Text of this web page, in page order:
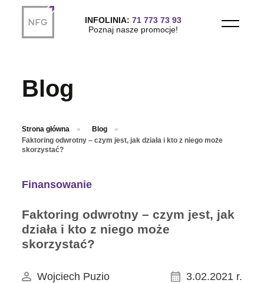
Przejdź do treści głównej
INFOLINIA: 71 773 73 93
Poznaj nasze promocje!
Blog
Strona główna
Blog
Faktoring odwrotny – czym jest, jak działa i kto z niego może
skorzystać?
Finansowanie
Faktoring odwrotny – czym jest, jak
działa i kto z niego może
skorzystać?
Wojciech Puzio 3.02.2021 r.